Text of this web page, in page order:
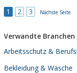
Kleidung benötigen.
1 2 3 Nächste Seite
Verwandte Branchen
Arbeitsschutz &
Bekleidung & Wäsche